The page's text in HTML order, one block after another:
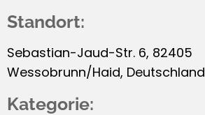
Standort:
Sebastian-Jaud-Str. 6, 82405
Wessobrunn/Haid, Deutschland
Kategorie: